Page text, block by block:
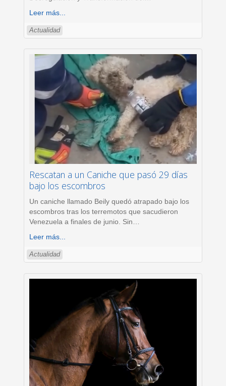
Leer más...
Actualidad
Rescatan a un Caniche que pasó 29 días
bajo los escombros
Un caniche llamado Beily quedó atrapado bajo los
escombros tras los terremotos que sacudieron
Venezuela a finales de junio. Sin
Leer más...
Actualidad